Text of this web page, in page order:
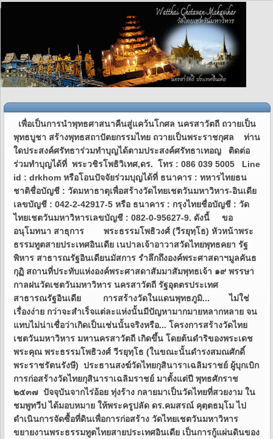
เพื่อเป็นการนำพุทธศาสนาคืนสู่แคว้นโกศล นครสาวัตถี ถวายเป็นพุทธบูชา สร้างพุทธสถาปัตยกรรมไทย ถวายเป็นพระราชกุศล ท่านใดประสงค์ศรัทธาร่วมทำบุญได้ตามประสงค์ศรัทธาเทอญ ติดต่อร่วมทำบุญได้ที่ พระวชิรโพธิวิเทศ,ดร. โทร : 086 039 5005 Line id : drkhom หรือโอนปัจจัยร่วมบุญได้ที่ ธนาคาร : ทหารไทยธนชาติชื่อบัญชี : วัดมหาธาตุเพื่อสร้างวัดไทยเชตวันมหาวิหาร-อินเดียเลขบัญชี : 042-2-42917-5 หรือ ธนาคาร : กรุงไทยชื่อบัญชี : วัดไทยเชตวันมหาวิหารเลขบัญชี : 082-0-95627-9. ดังนี้ ขออนุโมทนา สาธุการ พระธรรมโพธิวงศ์ (วีรยุทฺโธ) หัวหน้าพระธรรมทูตสายประเทศอินเดีย เนปาลเจ้าอาวาสวัดไทยพุทธคยา รัฐพิหาร สาธารณรัฐอินเดียนมัสการ รำลึกถึงองค์พระศาสดาฯมูลคันธกุฏิ สถานที่ประทับแห่งองค์พระศาสดาสัมมาสัมพุทธเจ้า ๑๙ พรรษากาลฝนวัดเชตวันมหาวิหาร นครสาวัตถี รัฐอุตตรประเทศ สาธารณรัฐอินเดีย การสร้างวัดในแดนพุทธภูมิ... ไม่ใช่เรื่องง่าย กว่าจะสำเร็จแต่ละแห่งนั้นมีปัญหามากมายหลากหลาย จนแทบไม่น่าเชื่อว่าเกิดเป็นเช่นนั้นจริงหรือ... โครงการสร้างวัดไทยเชตวันมหาวิหาร มหานครสาวัตถี เกิดขึ้น โดยต้นดำริของพระเดชพระคุณ พระธรรมโพธิวงศ์ วีรยุทฺโธ (ในขณะนั้นดำรงสมณศักดิ์ พระราชรัตนรังษี) ประธานสงฆ์วัดไทยกุสินาราเฉลิมราชย์ ผู้บุกเบิก การก่อสร้างวัดไทยกุสินาราเฉลิมราชย์ มาตั้งแต่ปี พุทธศักราช ๒๕๓๗ ปัจจุบันจากไร่อ้อย ทุ่งร้าง กลายมาเป็นวัดไทยที่สวยงาม ในชมพูทวีป ได้มอบหมาย ให้พระครูปลัด ดร.คมสรณ์ คุตฺตธมฺโม ไปดำเนินการจัดซื้อที่ดินเพื่อการก่อสร้าง วัดไทยเชตวันมหาวิหาร ขยายงานพระธรรมทูตไทยสายประเทศอินเดีย เป็นการกู้แผ่นดินขององค์พระสัมมาสัมพุทธเจ้ากลับมาอีกครั้ง ด้วย นครสาวัตถีนี้เป็นพุทธสถานที่องค์พระสัมมาสัมพุทธเจ้าประทับจำพรรษา นานที่สุดรวมแล้วถึง ๒๕ พรรษา และเป็นสถานที่เกิดขึ้นแห่งพระสูตรที่สำคัญเรื่องราวต่างๆ ที่สำคัญในสมัยครั้งพุทธกาลเป็นอันมาก... เช่น เรื่องการแสดงมงคลสูตร, เรื่ององคุลีมาล,จิญจมาณาวิกา, ท่านอนาถบิณฑิกเศรษฐี, วิสาขามหาอุบาสิกา เป็นต้นจักนำความเคลื่อนไหวตั้งแต่แรกเริ่มจนกว่าวัดแห่งนี้ สำเร็จงดงามสมตามความมุ่งมาตรปรารถนาที่ตั้งเจตนาแห่งการสร้างวัดไว้ทุกประการ. พระวชิรโพธิวิเทศ (พระมหา ดร.คมสรณ์ คุตตฺธมฺโม) เจ้าอาวาสวัดไทยเชตวันมหาวิหาร โฆษกพระธรรมทูตสายประเทศอินเดีย เนปาลนครสาวัตถี รัฐอุตตรประเทศ สาธารณรัฐอินเดีย พระบาทสมเด็จพระวชิรเกล้าเจ้าอยู่หัวทรงพระกรุณาโปรดเกล้า พระราชทานผ้าพระกฐินให้นายแพทย์ปราเสริฐ ปราสาททองโอสถผู้ก่อตั้ง บริษัท กรุงเทพดุสิตเวชการ จํากัดมหาชน บริษัท การบินกรุงเทพ จํากัด มหาชนตามที่ขอพระราชทาน เพื่อน้อมนําไปถวายพระสงฆ์จําพรรษากาลถ้วนไตรมาส ณ อาวาสวัดไทยเชตวันมหาวิหาร นครสาวัตถี รัฐอุตตรประเทศ สาธารณรัฐอินเดียวันศุกร์ที่ ๑๗ ตุลาคม พุทธศักราช ๒๕๖๘จึงขอเรียนเชิญพุทธบริษัทผู้มีจิตศรัทธาร่วมอนุโมทนาเพื่อน้อมถวายเป็นพระราชกุศล โดยพร้อมเพรียงกันแห่งศรัทธา เทอญฯ🙏🙏🙏 งานสร้างกุฏิกรรมฐาน 19 หลัง (คลิก)มูลคันธกุฏีจำลอง งานก่อสร้างซุ้มประตู (คลิก) หมอชีวกโกมารภัจจ์ เรือนเพาะชำต้นไม้สวนป่าต้นไทร คลิก อาคารและห้องพัก คลิก ปรับภูมิทัศน์รอบอาคารคลิก ภาพภายในอาคาร 2557คลิก ภาพสร้างถนนหน้าตึก อาคารที่พักผู้แสวงบุญรองรับผู้แสวงบุญอาคาร “อนาถบิณฑิกเศรษฐี”คลิก เข้าชมภาพปัจจุบัน ชมภาพน้ำท่วมปี 57 งานก่อสร้างกุฏิกรรมฐาน 19 หลัง (คลิก)กูฏิที่พักสงฆ์ วัดไทยเชตวันมหาวิหารงานก่อสร้างซุ้มประตูวัดไทยเชตวันมหาวิหาร ร่วมทำบุญ ส่งเสริมงานพระธรรมทูต ได้ที่ ธ.ทหารไทย สาขาสุรวงศ์ บัญชีชื่อ มูลนิธิวัดไทยฯเพื่อสร้างวัดเชตวันมหาวิหาร-อินเดีย บัญชีออมทรัพย์ เลขที่ 078-2-14801-9 โทร.อินเดีย +919621626090 หรือ โทร.ไทย 0860395005 ขอเจริญพร ร่วมทำบุญ คลิกดูรายละเอียด (ที่นี่) ถวายกุฎิกรรมฐาน ถวายการต้อนรับคณะวัดมเหยงคณ์ แจกผ้าห่มกันหนาว คณะพระนวกโพธิ สำนักเลขานายกฯ ทอดผ้ากฐินสามัคคี ๒๕๖๐ ขออนุโมทนาบุญ เจ้าภาพทอดผ้ากฐินสามัคคี" ประธานโดย นายประสิทธิ์ เตชะกมลสุข (ครอบครัวเตชะคูณพิพัฒน์) กรรมการผู้จัดการ หจก.อวนเจริญ สัมพันธวงศ์ กรุงเทพมหานคร ถวายแด่พระสงฆ์ผู้จำพรรษากาลถ้วนไตรมาส โดยพระครูปริยัติโพธิวิเทศ ( พระมหา คร.คมสรณ์ คุตตฺธมฺโม)เจ้าอาวาสวัดไทยเชตวันมหาวิหาร นครสาว้ตถี รับเป็นผู้ครองผ้าไตรจีวร ในพรรษาอันถ้วนไตรมาสนี้ คณะสงฆ์แช่ซ้อง พร้อม อนุโมทนา สาธุการ ...ในวันเสาร์ที่ ๒๑ ตุลาคม ๒๕๖๐ ตรงกับวันแรม ๒ ค่ำเดือน ๑๒ ก่อนที่จะรับพรจากคณะสงฆ์ คณะผู้แสวงบุญได้ร่วมใจกัน ร้องเพลง สรรเสริญพระบารมี น้อมรำลึก และถวายผลของบุญ อันปฏิบัติดีแล้ว แด่พระบาทสมเด็จ พระเจ้าอยู่หัว ภูมิพลอดุลยเดช รัชกาลที่ ๙ ในพระบรมโกฏิ จากนั้นพระสงฆ์ให้พร ขอความสุข ความเจริญพึงมีแด่ผู้ปฏิบัตดี ปฏิบัติชอบ สืบไป เทอญ...ดูภาพเพิ่มเติม พระราชทานผ้าพระกฐินพระราชทานปี ๒๕๕๙วันอาทิตย์ที่ ๖ พฤศจิกายน ๒๕๕๙ เวลา ๐๙.๐๐ น.นางสาวมาริษา คุวานันท์ กรรมการผู้จัดการ บริษัท โตโยต้า นครสวรรค์ และบริษัทในเครือโค้วยู่ฮะ ได้อัญเชิญผ้าพระกฐินพระราชทานและบริวารกฐินทั้งปวง ของพระบาทสมเด็จพระปรมินทรมหาภูมิพลอดุลยเดช มหิตลาธิเบศรรามาธิบดี จักรีนฤบดินทร สยามินทราธิราช บรมนาถบพิตร ในพระบรมโกศ ผู้ทรงพระคุณอันประเสริฐ กอปรด้วยพระราชศรัทธา ทรงพระกรุณาโปรดเกล้าฯ พระราชทานให้ เพื่อน้อมนำมาทอดถวายแด่พระภิกษุสงฆ์ผู้อยู่จำพรรษากาลถ้วนไตรมาส ณ วัดไทยเชตวันมหาวิหาร นครสาวัตถี รัฐยูพี สาธารณรัฐอินเดีย ที่ศาลาหอสวดมนต์พิธีชั่วคราว เพื่อกระทำกาลอันควรแก่กฐินัตถารกิจตามพระบรมพุทธานุญาต ให้ภิกษุซึ่งอยู่จำพรรษากาลถ้วนไตรมาสแล้ว กระทำกฐินัตถารกิจพิธี ด้วยผ้าที่บังเกิดในจีวรกาล และเมื่อได้กรานกฐินแล้ว อานิสงส์คุณ ๕ ประการ จะพึงสำเร็จแก่สงฆ์ทั้งปวงผู้ที่ได้กรานกฐิน กับทั้งจีวรกาล ยืดออกไป ๔ เดือน คือ โดยมีพระเดชพระคุณ พระเทพโพธิวิเทศ (วีรยุทฺโธ) หัวหน้าพระธรรมทูต สายอินเดีย-เนปาล เป็นประธานในการอปโลกน์ผ้าพระกฐินพระราชทาน และพระครูปริยัติโพธิวิเทศ (คมสรณ์) เจ้าอาวาสวัดไทยเชตวันมหาวิหาร นั่งองค์ที่ ๒ และเหล่าพระสงฆ์ทรงสมณศักดิ์ตามลำดับ ซึ่งพร้อมปัจจัยอันเป็นบริวารจำนวนทั้งสิ้น ๑๙,๒๑๗,๓๐๙.- บาท จึงขออนุโมทนาโดยทั่วกันทุกท่านเทอญ. เมื่อวันที่ ๖ พฤศจิกายน ๒๕๕๙ เวลา ๑๒.๓๐ น. ในวันถวายผ้าพระกฐินพระราชทาน โดยเวลาต่อเนื่อง ได้ถือเอาฤกษ์วันนี้เป็นวันเปิด "อาคารอนาถบิณฑิกเศรษฐี" เพื่อเป็นอาคารที่พักรับรองอันสัปปายะแด่ผู้ที่มาแสวงบุญจากทั่วทุกมุมโลกที่เดินทางหลั่งไหลมาแสวงบุญยังนครสาวัตถี รัฐยูพี สาธารณรัฐอินเดียแห่งนี้ อันมีพุทธสถานในสมัยพุทธกาลมากมายให้มองถึงความเป็นไป ประธานโดย พระเดชพระคุณพระเทพโพธิวิเทศ (วีรยุทฺโธ) ห้วหน้าพระธรรมทูตอินเดีย-เนปาล พร้อมศิษยานุศิษย์พระธรรมทูต จิตอาสา และเจ้าภาพหลัก พร้อมทั้งอุบาสกอุบาสิกาพุทธศาสนิกชน ผู้มีความศรัทธาได้มีส่วนร่วมสร้างวัดวาอารามทุกคนทุกท่าน ทั้งชาวไทย- ต่างประเทศ จึงขอเชิญร่วมอนุโมทนาบุญพร้อมเพรียงกันด้วย เทอญฯ ..............................อาคาร “อนาถบิณฑิกเศรษฐี” หลังนี้เกิดจากแรงศรัทธาของคณะผู้แสวงบุญชาวไทย นำโดย ดร.วิญญู คุวานันท์ ผู้เดินทางมาสักการะสังเวชนียสถาน ณ ประเทศอินเดีย เมื่อปี พ.ศ. ๒๕๕๓ ได้ทราบว่าพระครูปริยัติโพธิวิเทศ (ดร.พม.คมสรณ์ คุตฺตธมฺโม) เจ้าอาวาสวัดไทยเชตวันมหาวิหาร ได้รับมอบหมายจาก พระราชรัตนรังษี (ปัจจุบันพระเทพโพธิวิเทศ) หัวหน้าพระธรรมทูตอินเดีย-เนปาล ให้ดำเนินการจัดซื้อที่ดินจำนวน ๓๘ ไร่ เพื่อสร้างวัดไทยแห่งใหม่ขึ้น ณ เมืองสาวัตถี ประเทศอินเดีย ในนามพุทธบริษัทชาวไทย เพื่อร่วมฉลองในวโรกาสที่พระบาทสมเด็จพระปรมินทรมหาภูมิพลอดุลยเดช ทรงเจริญพระชนมายุครบ ๘๖ พรรษา ในขณะนั้น และเพื่อเป็นการสานต่อปณิธานแห่งศรัทธาความตั้งใจของคุณพ่อ ดร.วิญญู คุวานันท์ ผู้ล่วงลับให้สำเร็จสมความปรารถนา คณะลูกหลาน และผู้มีจิตศรัทธาทั้งหลาย จึงได้ขอพระราชทานทอดผ้าพระกฐินพระราชทาน ในปี พ.ศ.๒๕๕๖ เพื่อนำไปร่วมซื้อที่ดินและก่อสร้างอาคารรับรองผู้แสวงบุญ “อนาถบิณฑิกเศรษฐี” แต่เนื่องจากทางวัดต้องใช้ปัจจัยทุนทรัพย์เป็นจำนวนมากเพราะอยู่ในช่วงเริ่มต้นของการพัฒนาจึงปวารนาเป็นเจ้าภาพทอดผ้าพระกฐินพระราชทานอีกครั้ง ในปี พ.ศ. ๒๕๕๙ นำโดย คณะบุตรหลานของ ดร.วิญญู คุวานันท์ และผู้มีจิตศรัทธาทั่วไป ผู้ต้องการสร้างอาคารที่พักเพื่อผู้แสวงบุญนี้ให้สำเร็จ เพื่อถวายเป็นพระราชกุศลแด่พระบาทสมเด็จพระปรมินทรมหาภูมิพลอดุลยเดช ในพระบรมโกศ และเป็นการอุทิศส่วนกุศลนี้แด่คุณพ่อวิญญู - คุณแม่มาลิน คุวานันท์ ผู้ล่วงลับไปแล้ว บัดนี้อาคาร “อนาถบิณฑิกเศรษฐี” ได้สร้างเสร็จสมบรูณ์แล้วทั้งสามารถรองรับพุทธศาสนิกชนได้จำนวน ๑๘,๐๐๐ คนต่อปี โดยใช้งบประมาณในการก่อสร้างทั้งสิ้น ๒๙ ล้านบาท (ยี่สิบเก้าล้านบาทถ้วน) ขออนุโมทนาบุญโดยยิ่ง. พระราชทานผ้าพระกฐินพระราชทานปี ๒๕๕๘วันเสาร์ที่ ๒๙ ตุลาคม ๒๕๕๘ เวลา ๐๙.๑๙ น. พระบาทสมเด็จพระเจ้าอยู่ ทรงพระกรุณาโปรดเกล้าฯ พระราชทานผ้าพระกฐินพระราชทานให้นางสาวนวรัตน์ ไตรรักษ์ (นายกเทศมนตรี ต.ดอนห้วฬ่อ อ.เมือง จ.ชลบุรี พร้อมคณะ) นำผ้าพระกฐินพระราชทานและบริวารทั้งปวงมาถวายแด่พระสงฆ์ผู้อยู่จำพรรษาถ้วนไตรมาส ณ อาวาสวัดไทยเชตวันมหาวิหาร นครสาวัตถี-อินเดีย โดยมี ฯพณฯ ธวัธชัย ทวีศรี ประธานที่ปรึกษาคณะกรรมการ สร้างวัดไทยเชตวันมหาวิหาร- อินเดีย นำเข้ารับพระราชทานผ้าพระกฐิน ณ พระบรมมหาราชวัง มีคุณราตรีรัตน์ ทองรูปสวัสดิ์ บริษัท ทรัพย์พันแสน ท่องเที่ยว จำกัด และคุณกฤติยา ฐิติวรารักษ์ บริษัท เอเชียน่า กรุ๊ป (2012) จำกัด อำนวยความสะดวกในการเดินทาง พระบาทสมเด็จพระเจ้าอยู่หัวฯ ทรงพระกรุณาโปรดเกล้าพระราชทานผ้าพระกฐินให้ นางสาวมาริษา คุวานันท์ กรรมการผู้จัดการบริษัทโตโยต้า นครสวรรค์ 1981 จำกัด อัญเชิญผ้าพระกฐินพระราชทาน ถวายแด่พระสงฆ์ผู้จำพรรษากาลถ้วนไตรมาส ในวันพุทธที่ 6 พฤศจิกายน 2556 ขึ้น 4 ค่ำ เดือน 12 ณ วัดไทยเชตวันมหาวิหารคุณภาสกร บูรณะวิทย์ กรรมการผู้จัดการบริษัทกระเบื้องกระดาษไทย และคณะอัญเชิญผ้ากฐินถวายแต่พระสงฆ์ผู้จำพรรษากาลถ้วนไตรมาส ในวันพุทธที่ 5 พฤศจิกายน 2556 ขึ้น 3 ค่ำ เดือน 12 ณ วัดป่าบุพพาราม รัฐยูพี สาธารณรัฐอินเดีย พิธีวางอิฐมงคลสร้างอาคารรับรองผู้แสวงบุญ โค้วยู่ฮุะ มหาเศรษฐีอนาถบิณฑิกะ ตามปณิธานของ คุณพ่อ ดร.วัญญู คุวานันท์ 6 พฤศจิกายน 2556 ณ วัดไทยเชตวันมหาวิหาร นครสาวัตถี อินเดีย พระครูปริยัติโพธิวิเทศ เจ้าอาวาสวัดไทยเชตวันมหาวิหาร ในนามคณะสงฆ์จากประเทศไทย แสดงความชื่นชมยินดี กับงานเปิดโครงการฯ ซึ่งคณะทำงานใช้ความพยายามมากว่า ๑๓ ปี(คลิกอ่านต่อ)งานก่อสร้างอาคารที่พักผู้แสวงบุญดำเนินการก่อสร้างอย่างต่อเนื่อง จนถึงปัจจุบันได้มีการตกแต่งห้องที่พักบ้างส่วนแล้ว จึงขอประกาศเพื่ออนุโมทนาบุญโดยทั่วกัน(คลิกดูภาพ)วันชาติอินเดีย (Republic day of india)คณะสงฆ์วัดไทยเชตวันมหาวิหาร นำโดยพระครูปริยัติโพธิวิเทศ เจ้าอาวาส ได้นำกล่าวเปิดงานและมอบของขวัญให้กับนักเรียนตามโรงเรียนต่างๆในครสาวัตถี (อ่านต่อคลิก) เสวนาเรื่อง:ชี้ทิศเห็นทาง พระธรรมทูตไทยในอินเดีย ๑๕ สิงหาคม ๒๕๕๖ เวลา ๑๔.๐๐-๑๗.๐๐ น.ประชุมพระธรรมทูตสายอินเดีย-เนปาล ร่วมกันหาทิศทางในการเผยแผ่พระพุทธศาสนาในอินเดีย มีผู้ร่วมเสวนา คือ ๑. พระครูสิทธิปริยัติวิเทศ (ดร.พม.ฉลอง จนฺทสิริ) พูดเรื่อง "ชี้ทิศทางการทำงานในหัวใจคนอินเดีย ความสำเร็จของเรา สู่เป้าหมายโลก"คลิก ชมประมวลภาพชื้อที่ดินสร้างบุพพาราม ๒๖ สิงหาคม ๒๕๕๖ ดำเนินการจัดซื้อที่ดินเพื่อสร้างวัดบุพพาราม เมืองสาวัตถี อีก ๖ ไร่เศษ เพื่อเป็นอนุสรณ์นางวิสาขามหาอุบาสิกา ผู้เป็นเลิศกว่าอุบาสิกาทั้งปวงผู้ถวายทาน เป็นส่วนขยายจากเดิมที่มีอยู่แล้วประมาณ ๙ ไร่ วัดแห่งนี้จักเน้นความเป็นอรัญญวาสี อันเป็นสัปปายะแก่ผู้ใคร่ความสงบทั้งหลาย และจักเป็นโอกาสเหล่าบรรดาลูกหลานนางวิสาขาทั้งหลายจักได้มาร่วมสร้างวัดแห่งนี้กัน ปีนี้ท่านคมสรณ์ดำเนินการซื้อทั้งที่ด่านโสเนารี กุสินารา และสาวัตถี